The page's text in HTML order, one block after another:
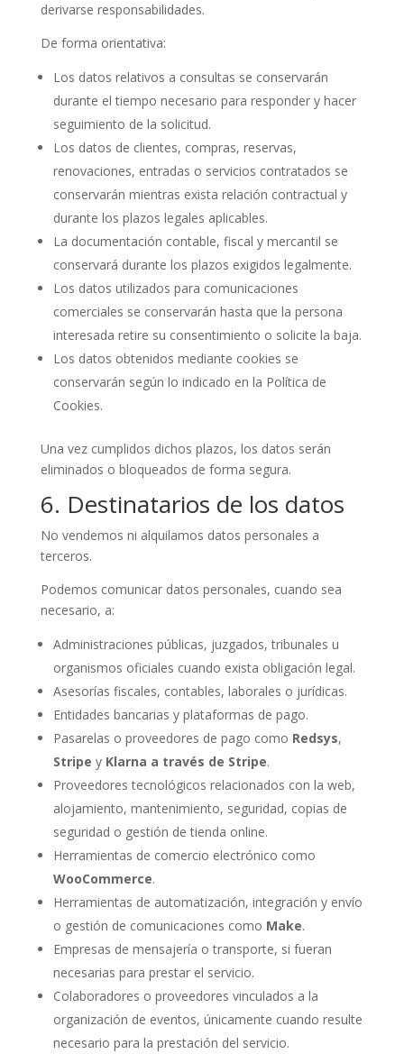
derivarse responsabilidades.
De forma orientativa:
Los datos relativos a consultas se conservarán
durante el tiempo necesario para responder y hacer
seguimiento de la solicitud.
Los datos de clientes, compras, reservas,
renovaciones, entradas o servicios contratados se
conservarán mientras exista relación contractual y
durante los plazos legales aplicables.
La documentación contable, fiscal y mercantil se
conservará durante los plazos exigidos legalmente.
Los datos utilizados para comunicaciones
comerciales se conservarán hasta que la persona
interesada retire su consentimiento o solicite la baja.
Los datos obtenidos mediante cookies se
conservarán según lo indicado en la Política de
Cookies.
Una vez cumplidos dichos plazos, los datos serán
eliminados o bloqueados de forma segura.
6. Destinatarios de los datos
No vendemos ni alquilamos datos personales a
terceros.
Podemos comunicar datos personales, cuando sea
necesario, a:
Administraciones públicas, juzgados, tribunales u
organismos oficiales cuando exista obligación legal.
Asesorías fiscales, contables, laborales o jurídicas.
Entidades bancarias y plataformas de pago.
Pasarelas o proveedores de pago como Redsys,
Stripe y Klarna a través de Stripe.
Proveedores tecnológicos relacionados con la web,
alojamiento, mantenimiento, seguridad, copias de
seguridad o gestión de tienda online.
Herramientas de comercio electrónico como
WooCommerce.
Herramientas de automatización, integración y envío
o gestión de comunicaciones como Make.
Empresas de mensajería o transporte, si fueran
necesarias para prestar el servicio.
Colaboradores o proveedores vinculados a la
organización de eventos, únicamente cuando resulte
necesario para la prestación del servicio.